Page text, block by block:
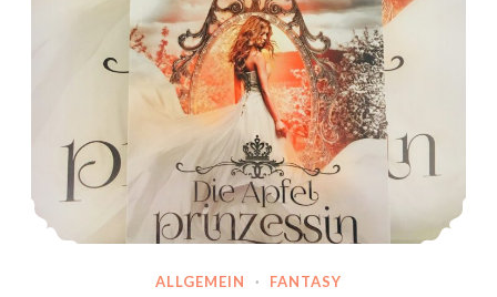
ALLGEMEIN · FANTASY